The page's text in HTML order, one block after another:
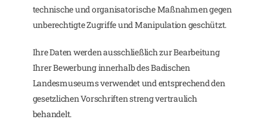
technische und organisatorische Maßnahmen gegen
unberechtigte Zugriffe und Manipulation geschützt.
Ihre Daten werden ausschließlich zur Bearbeitung
Ihrer Bewerbung innerhalb des Badischen
Landesmuseums verwendet und entsprechend den
gesetzlichen Vorschriften streng vertraulich
behandelt.